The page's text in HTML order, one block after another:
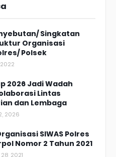
Singkatan
Organisasi
Polsek
2022
2026 Jadi Wadah
Lintas
dan Lembaga
2026
SIWAS Polres
Nomor 2 Tahun 2021
2021